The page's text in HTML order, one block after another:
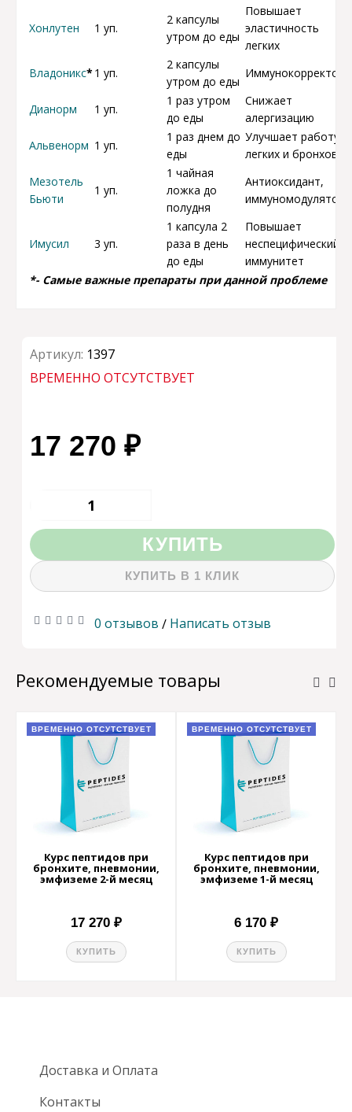
Хонлутен 1 уп.
2 капсулы
утром до еды
Повышает
эластичность
легких
Владоникс* 1 уп.
2 капсулы
утром до еды
Иммунокорректор
Дианорм 1 уп.
1 раз утром
до еды
Снижает
алергизацию
Альвенорм 1 уп.
1 раз днем до
еды
Улучшает работу
легких и бронхов
Мезотель
Бьюти
1 уп.
1 чайная
ложка до
полудня
Антиоксидант,
иммуномодулятор
Имусил 3 уп.
1 капсула 2
раза в день
до еды
Повышает
неспецифический
иммунитет
*- Самые важные препараты при данной проблеме
Артикул: 1397
ВРЕМЕННО ОТСУТСТВУЕТ
17 270 ₽
КУПИТЬ
КУПИТЬ В 1 КЛИК
0 отзывов / Написать отзыв
Рекомендуемые товары
ВРЕМЕННО ОТСУТСТВУЕТ
Курс пептидов при
бронхите, пневмонии,
эмфиземе 2-й месяц
17 270 ₽
КУПИТЬ
ВРЕМЕННО ОТСУТСТВУЕТ
Курс пептидов при
бронхите, пневмонии,
эмфиземе 1-й месяц
6 170 ₽
КУПИТЬ
Доставка и Оплата
Контакты